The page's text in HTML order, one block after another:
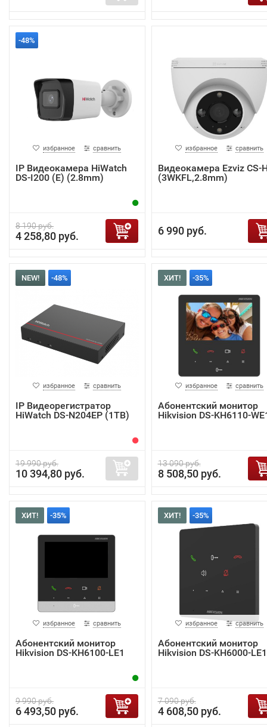
-48%
избранное сравнить
IP Видеокамера HiWatch
DS-I200 (E) (2.8mm)
8 190 руб.
4 258,80 руб.
избранное сравнить
Видеокамера Ezviz CS-
(3WKFL,2.8mm)
6 990 руб.
NEW! -48%
избранное сравнить
IP Видеорегистратор
HiWatch DS-N204EP (1TB)
19 990 руб.
10 394,80 руб.
ХИТ! -35%
избранное сравнить
Абонентский монитор
Hikvision DS-KH6110-
13 090 руб.
8 508,50 руб.
ХИТ! -35%
избранное сравнить
Абонентский монитор
Hikvision DS-KH6100-LE1
9 990 руб.
6 493,50 руб.
ХИТ! -35%
избранное сравнить
Абонентский монитор
Hikvision DS-KH6000-LE1
7 090 руб.
4 608,50 руб.